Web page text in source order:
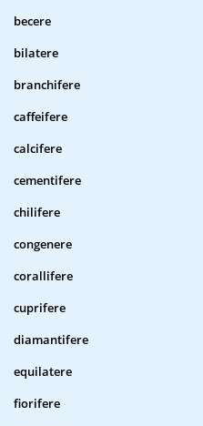
becere
bilatere
branchifere
caffeifere
calcifere
cementifere
chilifere
congenere
corallifere
cuprifere
diamantifere
equilatere
fiorifere